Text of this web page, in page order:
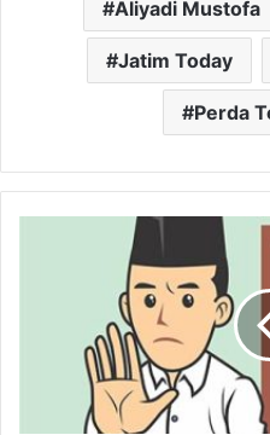
Aliyadi Mustofa
Jatim Today
Perda